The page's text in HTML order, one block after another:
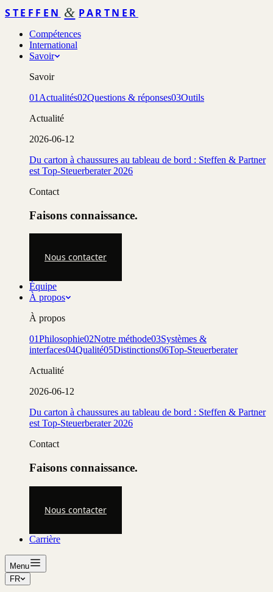
STEFFEN & PARTNER
Compétences
International
Savoir
Savoir
01 Actualités02Questions & réponses03Outils
Actualité
2026-06-12
Du carton à chaussures au tableau de bord : Steffen & Partner
est Top-Steuerberater 2026
Contact
Faisons connaissance.
Nous contacter
Équipe
À propos
À propos
01Philosophie02Notre méthode03Systèmes &
interfaces04Qualité05Distinctions06Top-Steuerberater
Actualité
2026-06-12
Du carton à chaussures au tableau de bord : Steffen & Partner
est Top-Steuerberater 2026
Contact
Faisons connaissance.
Nous contacter
Carrière
Menu
FR